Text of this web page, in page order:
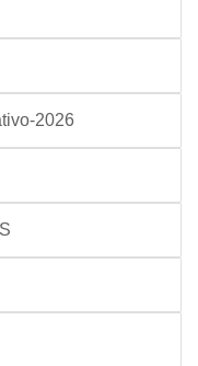
2026